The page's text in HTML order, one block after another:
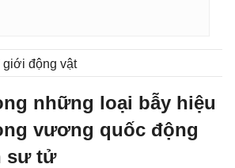
giới động vật
những loại bẫy hiệu
vương quốc động
sư tử